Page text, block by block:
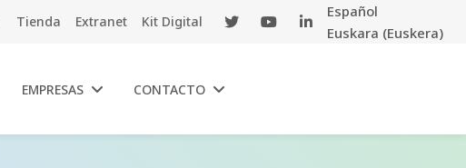
Tienda Extranet Kit Digital
Español
Euskara (Euskera)
EMPRESAS CONTACTO